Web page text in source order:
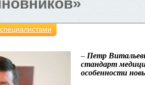
– Петр
стандарт
особенности